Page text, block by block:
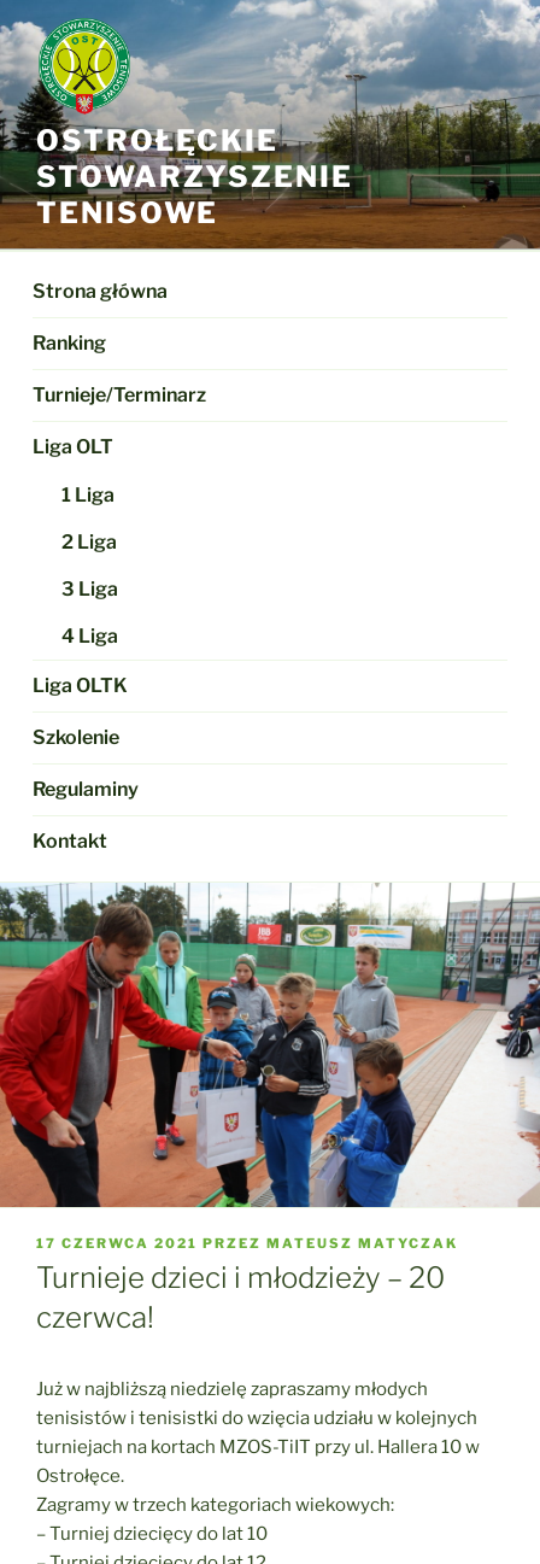
do
treści
OSTROŁĘCKIE
STOWARZYSZENIE
TENISOWE
Strona główna
Ranking
Turnieje/Terminarz
Liga OLT
1 Liga
2 Liga
3 Liga
4 Liga
Liga OLTK
Szkolenie
Regulaminy
Kontakt
OPUBLIKOWANE
W
17 CZERWCA 2021 PRZEZ MATEUSZ MATYCZAK
Turnieje dzieci i młodzieży – 20
czerwca!
Już w najbliższą niedzielę zapraszamy młodych
tenisistów i tenisistki do wzięcia udziału w kolejnych
turniejach na kortach MZOS-TiIT przy ul. Hallera 10 w
Ostrołęce.
Zagramy w trzech kategoriach wiekowych:
– Turniej dziecięcy do lat 10